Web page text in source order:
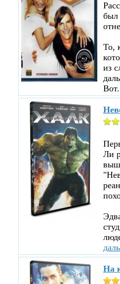
был
То,
из
Ли
На